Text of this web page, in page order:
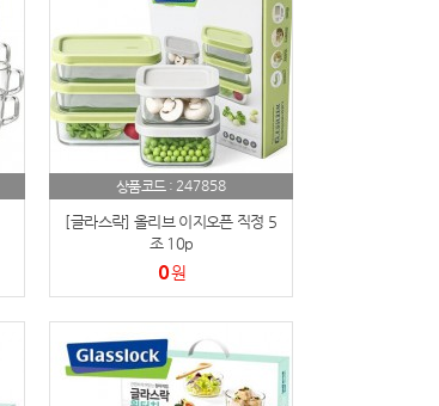
상품코드 : 247858
[글라스락] 올리브 이지오픈 직정 5
조 10p
0원